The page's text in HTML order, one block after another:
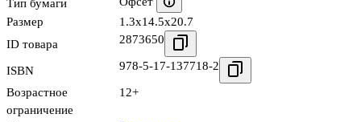
Тип бумаги
Размер
1.3x14.5x20.7
ID товара
2873650
ISBN 978-5-17-137718-2
Возрастное
ограничение
12+